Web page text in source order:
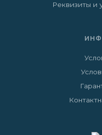
Реквизиты и